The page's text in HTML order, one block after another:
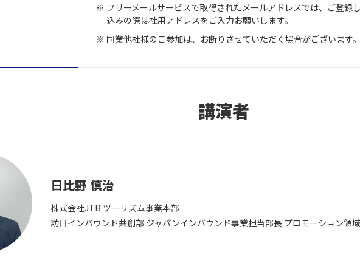
フリーメールサービスで取得されたメールアドレスでは、ご登録
込みの際は社用アドレスをご入力お願いします。
同業他社様のご参加は、お断りさせていただく場合がございます。
講演者
日比野 慎治
株式会社JTB ツーリズム事業本部
訪日インバウンド共創部 ジャパンインバウンド事業担当部長 プロモーション領